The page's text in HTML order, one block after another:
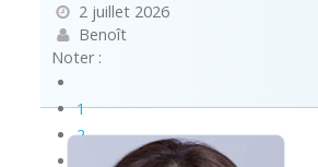
2 juillet 2026
Benoît
Noter :
1
2